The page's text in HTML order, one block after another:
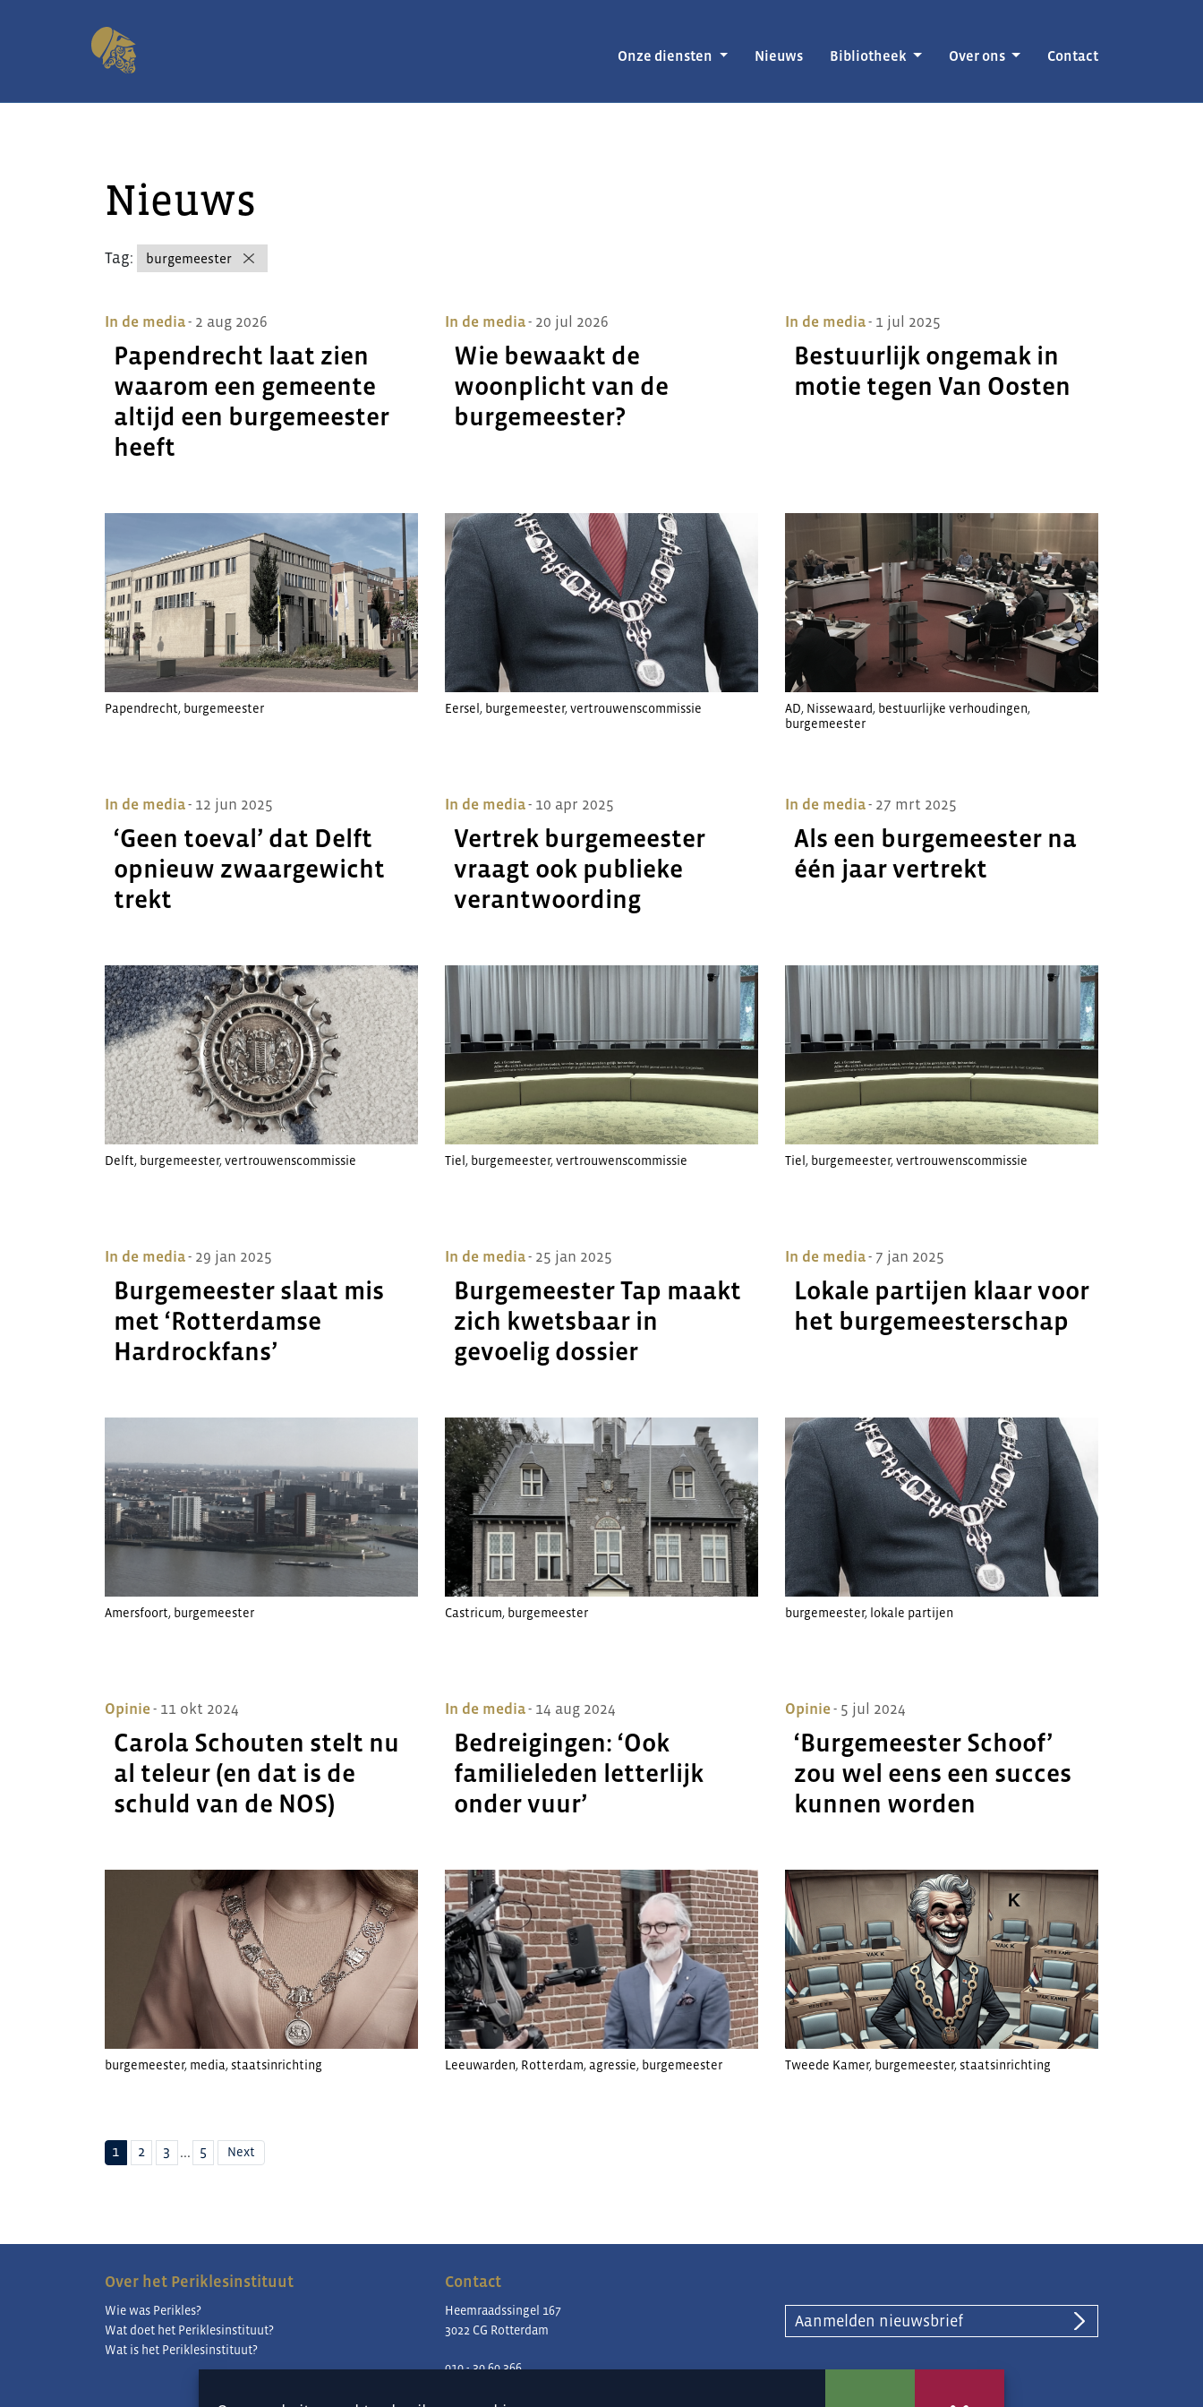
Onze diensten Nieuws Bibliotheek Over ons Contact
Nieuws
Tag: burgemeester
In de media- 2 aug 2026
Papendrecht laat zien
waarom een gemeente
altijd een burgemeester
heeft
Papendrecht, burgemeester
In de media- 20 jul 2026
Wie bewaakt de
woonplicht van de
burgemeester?
Eersel , burgemeester,vertrouwenscommissie
In de media- 1 jul 2025
Bestuurlijk ongemak in
motie tegen Van Oosten
AD, Nissewaard, bestuurlijke verhoudingen,
burgemeester
In de media- 12 jun 2025
‘Geen toeval’ dat Delft
opnieuw zwaargewicht
trekt
Delft, burgemeester,vertrouwenscommissie
In de media- 10 apr 2025
Vertrek burgemeester
vraagt ook publieke
verantwoording
Tiel , burgemeester,vertrouwenscommissie
In de media- 27 mrt 2025
Als een burgemeester na
één jaar vertrekt
Tiel , burgemeester,vertrouwenscommissie
In de media- 29 jan 2025
Burgemeester slaat mis
met ‘Rotterdamse
Hardrockfans’
Amersfoort, burgemeester
In de media- 25 jan 2025
Burgemeester Tap maakt
zich kwetsbaar in
gevoelig dossier
Castricum, burgemeester
In de media- 7 jan 2025
Lokale partijen klaar voor
het burgemeesterschap
burgemeester, lokale partijen
Opinie- 11 okt 2024
Carola Schouten stelt nu
al teleur (en dat is de
schuld van de NOS)
burgemeester, media, staatsinrichting
In de media- 14 aug 2024
Bedreigingen: ‘Ook
familieleden letterlijk
onder vuur’
Leeuwarden, Rotterdam,agressie, burgemeester
Opinie- 5 jul 2024
‘Burgemeester Schoof’
zou wel eens een succes
kunnen worden
Tweede Kamer, burgemeester, staatsinrichting
1 2 3 ... 5 Next
Over het Periklesinstituut
Wie was Perikles?
Wat doet het Periklesinstituut?
Wat is het Periklesinstituut?
Contact
Heemraadssingel 167
3022 CG Rotterdam
010 - 30 60 366
Aanmelden nieuwsbrief